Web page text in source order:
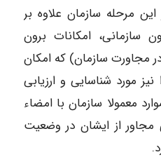
مرحله سازمان علاوه بر
سازمانی، امکانات برون
مجاورت سازمان) که امکان
نیز مورد شناسایی و ارزیابی
معمولا سازمان با امضاء
مجاور از ایشان در وضعیت